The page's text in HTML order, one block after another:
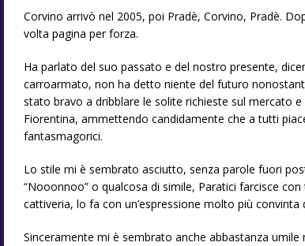
Corvino arrivò nel 2005, poi Pradè, Corvino, Pradè.
volta pagina per forza.
Ha parlato del suo passato e del nostro presente,
carroarmato, non ha detto niente del futuro
stato bravo a dribblare le solite richieste sul mercato
Fiorentina, ammettendo candidamente che a tutti
fantasmagorici.
Lo stile mi è sembrato asciutto, senza parole fuori
“Nooonnoo” o qualcosa di simile, Paratici farcisce
cattiveria, lo fa con un’espressione molto più convinta
Sinceramente mi è sembrato anche abbastanza